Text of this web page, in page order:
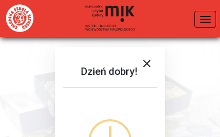
Dzień dobry!